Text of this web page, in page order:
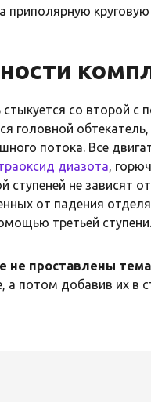
приполярную
стыкуется со второй
головной
потока. Все
диазота,
ступеней не зависят
от падения
третьей ступени.
не проставлены
а потом добавив их в